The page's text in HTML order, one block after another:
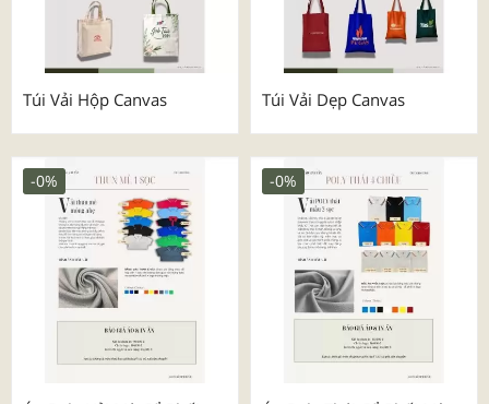
Túi Vải Hộp Canvas Túi Vải Dẹp Canvas
-0% -0%